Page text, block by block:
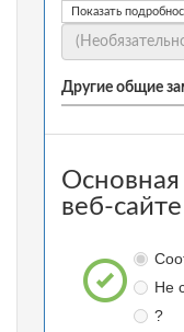
Показать
Другие общие
веб-
Не
?